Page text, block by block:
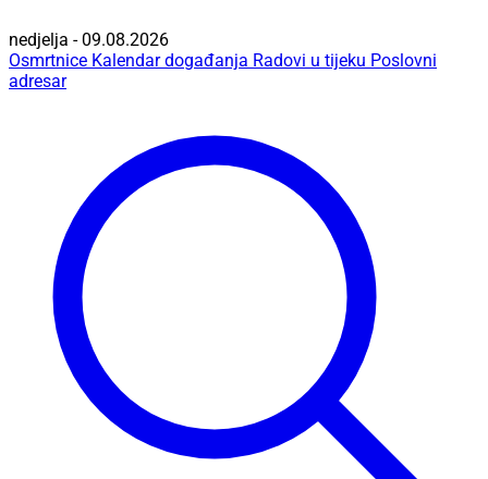
nedjelja - 09.08.2026
Osmrtnice Kalendar događanja Radovi u tijeku Poslovni
adresar